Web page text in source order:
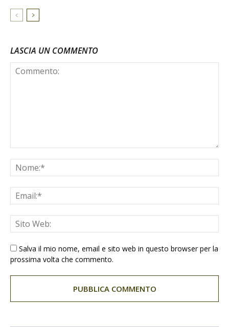
LASCIA UN COMMENTO
Salva il mio nome, email e sito web in questo browser per la
prossima volta che commento.